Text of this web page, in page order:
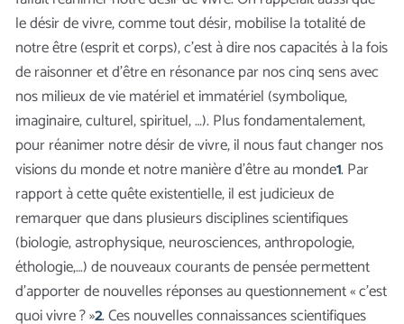
le désir de vivre, comme tout désir, mobilise la totalité de
notre être (esprit et corps), c’est à dire nos capacités à la fois
de raisonner et d’être en résonance par nos cinq sens avec
nos milieux de vie matériel et immatériel (symbolique,
imaginaire, culturel, spirituel, …). Plus fondamentalement,
pour réanimer notre désir de vivre, il nous faut changer nos
visions du monde et notre manière d’être au monde1. Par
rapport à cette quête existentielle, il est judicieux de
remarquer que dans plusieurs disciplines scientifiques
(biologie, astrophysique, neurosciences, anthropologie,
éthologie,…) de nouveaux courants de pensée permettent
d’apporter de nouvelles réponses au questionnement « c’est
quoi vivre ? »2. Ces nouvelles connaissances scientifiques